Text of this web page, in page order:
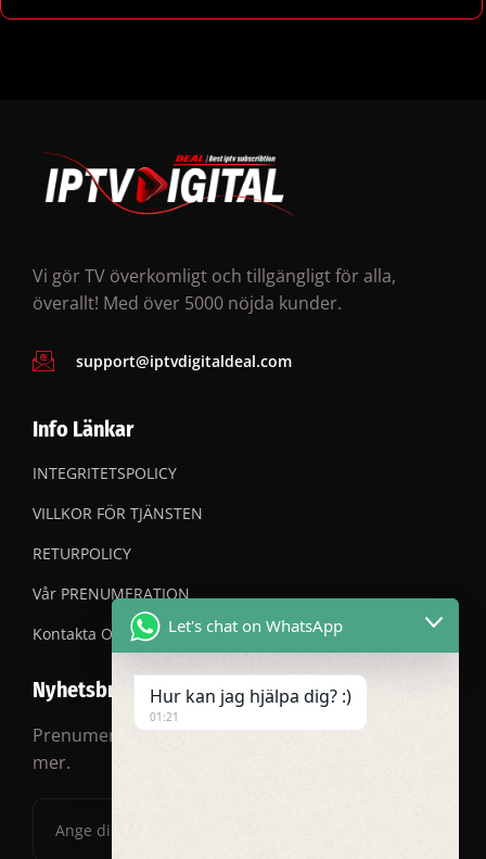
Vi gör TV överkomligt och tillgängligt för alla,
överallt! Med över 5000 nöjda kunder.
support@iptvdigitaldeal.com
Info Länkar
INTEGRITETSPOLICY
VILLKOR FÖR TJÄNSTEN
RETURPOLICY
Vår PRENUMERATION
Kontakta OSS
Nyhetsbrev
Prenumerera på vårt nyhetsbrev för rabatter och
mer.
Let's chat on WhatsApp
Hur kan jag hjälpa dig? :)
01:21